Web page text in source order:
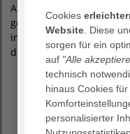
Als Konzern,
gemeinsam unterwegs.
im christlichen Glauben
diakonischen Auftrag
Cookies
Website . Diese
sorgen für ein
auf "Alle
technisch
hinaus Cookies
personalisierter